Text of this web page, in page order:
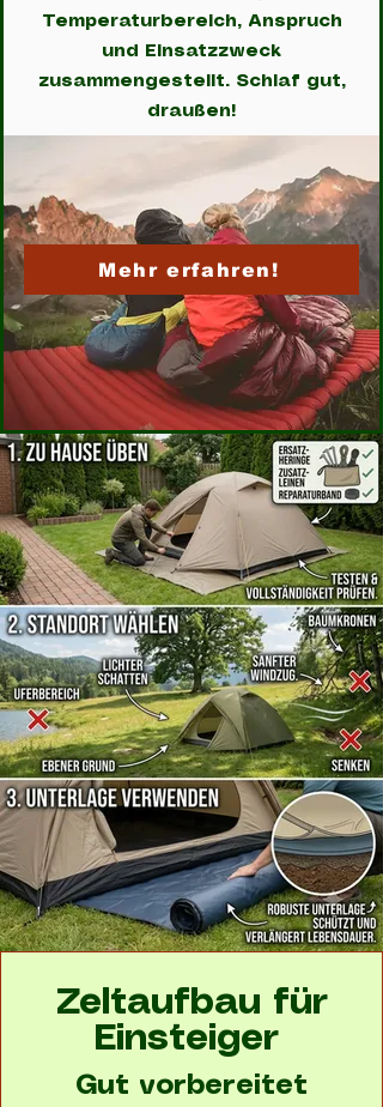
Temperaturbereich, Anspruch
und Einsatzzweck
zusammengestellt. Schlaf gut,
draußen!
Mehr erfahren!
Zeltaufbau für
Einsteiger
Gut vorbereitet